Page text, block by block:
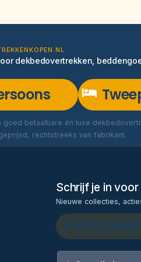
dekbedovertrekken,
goed betaalbare én luxe
rechtstreeks van fabrikant.
Schrijf je in
Nieuwe collecties,
✦ 10%